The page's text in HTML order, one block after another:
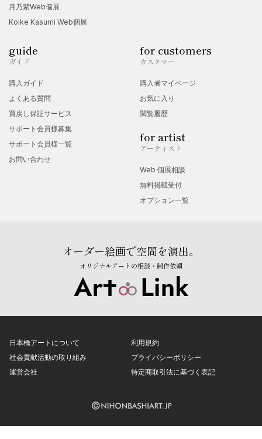
月乃紫Web個展
Koike Kasumi Web個展
guide
ガイド
購入ガイド
よくある質問
買戻し保証サービス
サポート会員様募集
サポート会員様一覧
お問い合わせ
for customers
カスタマー
購入者マイページ
お気に入り
閲覧履歴
for artist
アーティスト
Web 個展相談
無料掲載受付
オプション一覧
オーダー絵画で空間を演出。
オリジナルアートの相談・制作依頼
日本橋アートについて
社会貢献活動の取り組み
運営会社
利用規約
プライバシーポリシー
特定商取引法に基づく表記